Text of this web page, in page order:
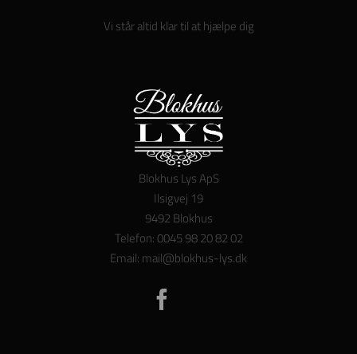
Vi står altid klar til at hjælpe dig
Blokhus Lys ApS
Ilsigvej 19
9492 Blokhus
Telefon: 0045 98 20 82 02
Email: mail@blokhus-lys.dk